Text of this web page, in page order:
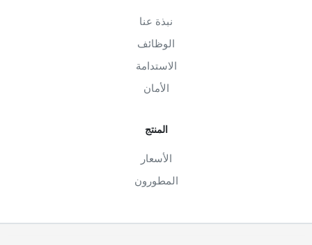
نبذة عنا
الوظائف
الاستدامة
الأمان
المنتج
الأسعار
المطورون